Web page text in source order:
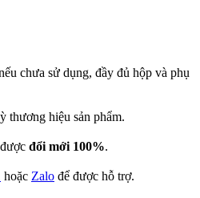
chưa sử dụng, đầy đủ hộp và phụ
thương hiệu sản phẩm.
đổi mới 100%.
hoặc Zalo để được hỗ trợ.